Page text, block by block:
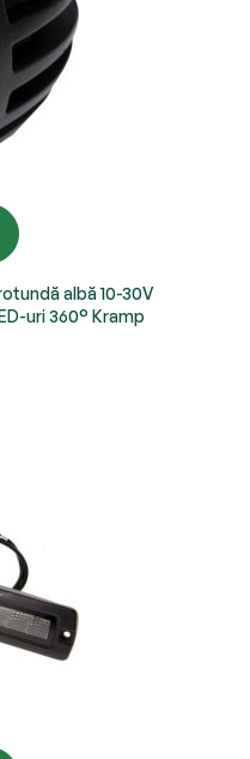
albă 10-30V
uri 360° Kramp